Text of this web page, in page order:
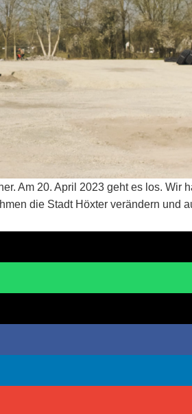
Am 20. April 2023 geht es los.
die Stadt Höxter verändern und